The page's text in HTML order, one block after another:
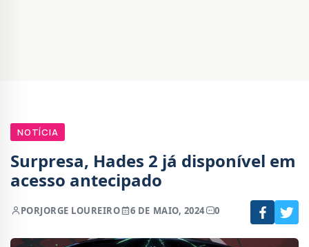
NOTÍCIA
Surpresa, Hades 2 já disponível em
acesso antecipado
PORJORGE LOUREIRO 6 DE MAIO, 2024 0